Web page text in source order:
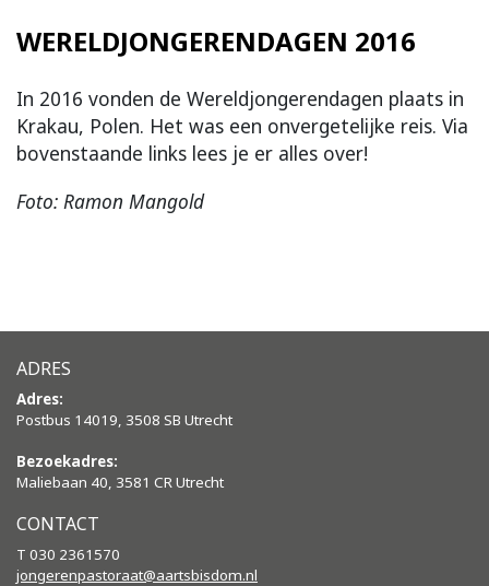
WERELDJONGERENDAGEN 2016
In 2016 vonden de Wereldjongerendagen plaats in
Krakau, Polen. Het was een onvergetelijke reis. Via
bovenstaande links lees je er alles over!
Foto: Ramon Mangold
ADRES
Adres:
Postbus 14019, 3508 SB Utrecht
Bezoekadres:
Maliebaan 40, 3581 CR Utrecht
CONTACT
T 030 2361570
jongerenpastoraat@aartsbisdom.nl